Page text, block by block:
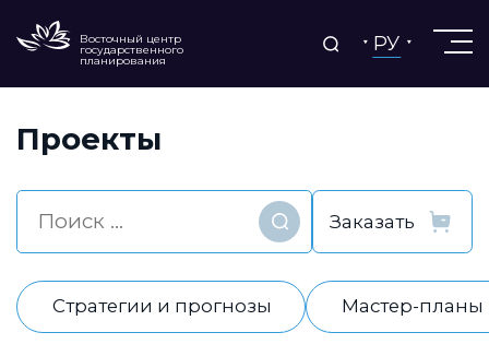
Восточный центр
государственного
планирования
РУ
Проекты
Найти
Стратегии и прогнозы Мастер-планы